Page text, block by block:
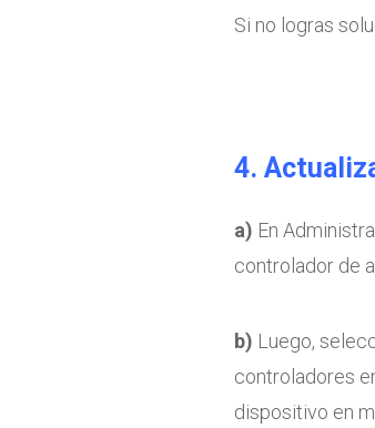
Si no logras
4.
a) En
controlador de
b) Luego,
controladores
dispositivo en